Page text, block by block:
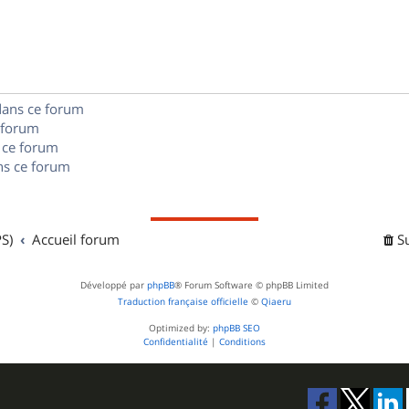
e
ce forum
forum
ce forum
Accueil forum
Développé par phpBB® Forum Software © phpBB Limited
Traduction française officielle © Qiaeru
Optimized by: phpBB SEO
Confidentialité | Conditions